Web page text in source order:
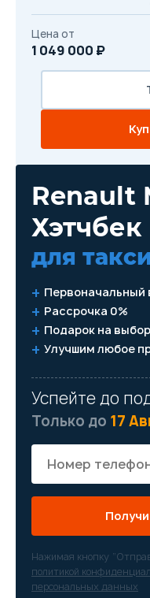
Renault
Хэтчбек
для
Первоначальный
Рассрочка 0%
Подарок на выбор
Улучшим любое
Успейте до
Только до 17
Нажимая кнопку
политикой
персональных данных
Цена от
1 049 000 ₽